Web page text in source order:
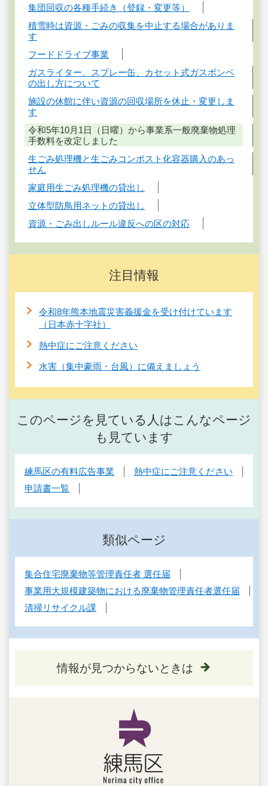
集団回収の各種手続き（登録・変更等）
積雪時は資源・ごみの収集を中止する場合がありま
す
フードドライブ事業
ガスライター、スプレー缶、カセット式ガスボンベ
の出し方について
施設の休館に伴い資源の回収場所を休止・変更しま
す
令和5年10月1日（日曜）から事業系一般廃棄物処理
手数料を改定しました
生ごみ処理機と生ごみコンポスト化容器購入のあっ
せん
家庭用生ごみ処理機の貸出し
立体型防鳥用ネットの貸出し
資源・ごみ出しルール違反への区の対応
注目情報
令和8年熊本地震災害義援金を受け付けています
（日本赤十字社）
熱中症にご注意ください
水害（集中豪雨・台風）に備えましょう
このページを見ている人はこんなページ
も見ています
練馬区の有料広告事業
熱中症にご注意ください
申請書一覧
類似ページ
集合住宅廃棄物等管理責任者 選任届
事業用大規模建築物における廃棄物管理責任者選任届
清掃リサイクル課
情報が見つからないときは